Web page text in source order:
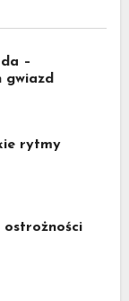
–
gwiazd
rytmy
ostrożności